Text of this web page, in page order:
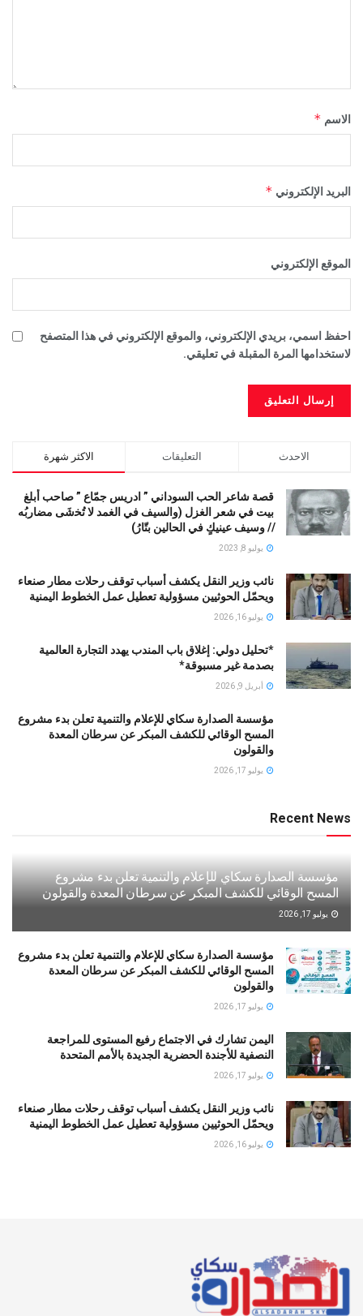
الاسم *
البريد الإلكتروني *
الموقع الإلكتروني
احفظ اسمي، بريدي الإلكتروني، والموقع الإلكتروني في هذا المتصفح
لاستخدامها المرة المقبلة في تعليقي.
الاكثر شهرة التعليقات الاحدث
قصة شاعر الحب السوداني ” ادريس جمّاع ” صاحب أبلغ
بيت في شعر الغزل (وﺍﻟﺴﻴﻒ ﻓﻲ الغمد ﻻ ﺗُﺨشَى مضاربُه
// ﻭﺳﻴﻒ ﻋﻴﻨﻴﻚٍ ﻓﻲ ﺍﻟﺤﺎﻟﻴﻦ ﺑﺘّﺎﺭُ)
يوليو 8, 2023
نائب وزير النقل يكشف أسباب توقف رحلات مطار صنعاء
ويحمّل الحوثيين مسؤولية تعطيل عمل الخطوط اليمنية
يوليو 16, 2026
*تحليل دولي: إغلاق باب المندب يهدد التجارة العالمية
بصدمة غير مسبوقة*
أبريل 9, 2026
مؤسسة الصدارة سكاي للإعلام والتنمية تعلن بدء مشروع
المسح الوقائي للكشف المبكر عن سرطان المعدة
والقولون
يوليو 17, 2026
Recent News
مؤسسة الصدارة سكاي للإعلام والتنمية تعلن بدء مشروع
المسح الوقائي للكشف المبكر عن سرطان المعدة والقولون
يوليو 17, 2026
مؤسسة الصدارة سكاي للإعلام والتنمية تعلن بدء مشروع
المسح الوقائي للكشف المبكر عن سرطان المعدة
والقولون
يوليو 17, 2026
اليمن تشارك في الاجتماع رفيع المستوى للمراجعة
النصفية للأجندة الحضرية الجديدة بالأمم المتحدة
يوليو 17, 2026
نائب وزير النقل يكشف أسباب توقف رحلات مطار صنعاء
ويحمّل الحوثيين مسؤولية تعطيل عمل الخطوط اليمنية
يوليو 16, 2026